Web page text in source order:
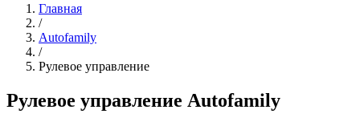
Главная
/
Autofamily
/
Рулевое управление
Рулевое управление Autofamily